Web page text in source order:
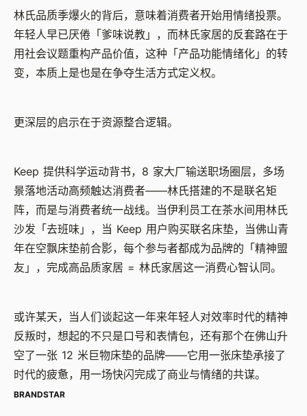
林氏品质季爆火的背后，意味着消费者开始用情绪投票。
年轻人早已厌倦「爹味说教」，而林氏家居的反套路在于
用社会议题重构产品价值，这种「产品功能情绪化」的转
变，本质上是也是在争夺生活方式定义权。
更深层的启示在于资源整合逻辑。
Keep 提供科学运动背书，8 家大厂输送职场圈层，多场
景落地活动高频触达消费者——林氏搭建的不是联名矩
阵，而是与消费者统一战线。当伊利员工在茶水间用林氏
沙发「去班味」，当 Keep 用户购买联名床垫，当佛山青
年在空飘床垫前合影，每个参与者都成为品牌的「精神盟
友」，完成高品质家居 = 林氏家居这一消费心智认同。
或许某天，当人们谈起这一年来年轻人对效率时代的精神
反叛时，想起的不只是口号和表情包，还有那个在佛山升
空了一张 12 米巨物床垫的品牌——它用一张床垫承接了
时代的疲惫，用一场快闪完成了商业与情绪的共谋。
BRANDSTAR